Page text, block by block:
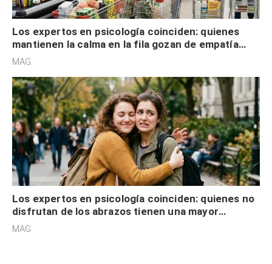
Los expertos en psicología coinciden: quienes
mantienen la calma en la fila gozan de empatía
cognitiva, gratitud y no solo tienen autocontrol
MAG.
Los expertos en psicología coinciden: quienes no
disfrutan de los abrazos tienen una mayor
sensibilidad a los estímulos físicos y no es por
MAG.